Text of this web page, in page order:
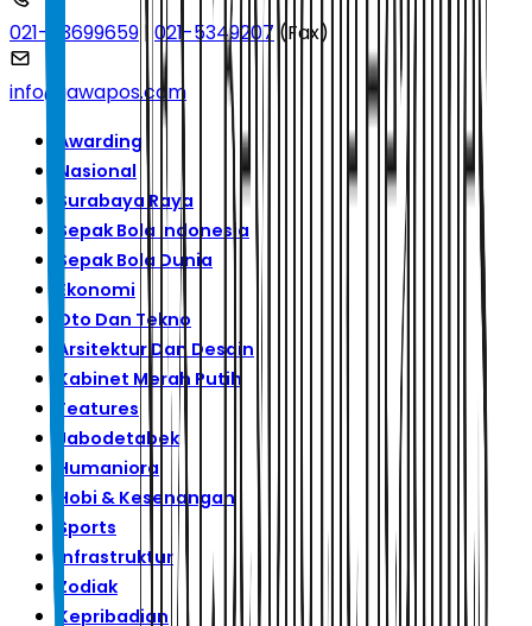
021-53699659 | 021-5349207(Fax)
info@jawapos.com
Awarding
Nasional
Surabaya Raya
Sepak Bola Indonesia
Sepak Bola Dunia
Ekonomi
Oto Dan Tekno
Arsitektur Dan Desain
Kabinet Merah Putih
Features
Jabodetabek
Humaniora
Hobi & Kesenangan
Sports
Infrastruktur
Zodiak
Kepribadian